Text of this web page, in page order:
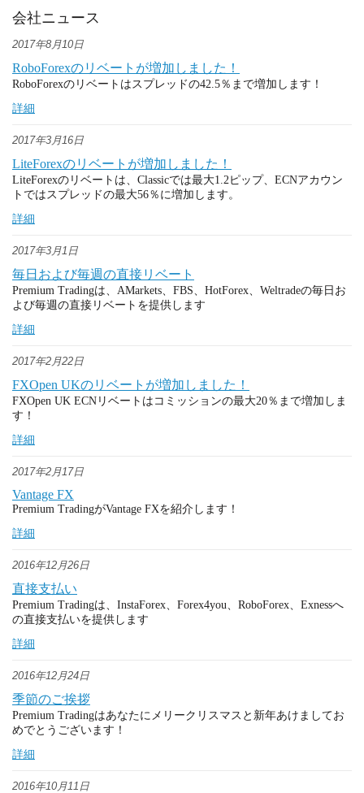
会社ニュース
2017年8月10日
RoboForexのリベートが増加しました！
RoboForexのリベートはスプレッドの42.5％まで増加します！
詳細
2017年3月16日
LiteForexのリベートが増加しました！
LiteForexのリベートは、Classicでは最大1.2ピップ、ECNアカウン
トではスプレッドの最大56％に増加します。
詳細
2017年3月1日
毎日および毎週の直接リベート
Premium Tradingは、AMarkets、FBS、HotForex、Weltradeの毎日お
よび毎週の直接リベートを提供します
詳細
2017年2月22日
FXOpen UKのリベートが増加しました！
FXOpen UK ECNリベートはコミッションの最大20％まで増加しま
す！
詳細
2017年2月17日
Vantage FX
Premium TradingがVantage FXを紹介します！
詳細
2016年12月26日
直接支払い
Premium Tradingは、InstaForex、Forex4you、RoboForex、Exnessへ
の直接支払いを提供します
詳細
2016年12月24日
季節のご挨拶
Premium Tradingはあなたにメリークリスマスと新年あけましてお
めでとうございます！
詳細
2016年10月11日